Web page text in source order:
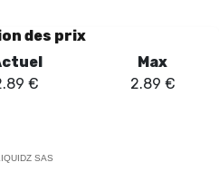
une vapeur généreuse tout en
avec les dispositifs
l'eGrip II, en fait un choix judicieux
et satisfaisante. Elle allie
des prix
€
Max
2.89 €